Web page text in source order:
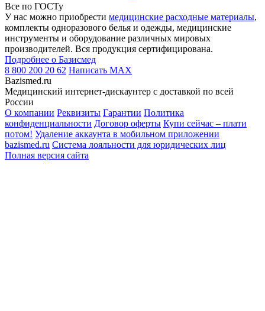
Все по ГОСТу
У нас можно приобрести медицинские расходные материалы,
комплекты одноразового белья и одежды, медицинские
инструменты и оборудование различных мировых
производителей. Вся продукция сертифицирована.
Подробнее о Базисмед
8 800 200 20 62 Написать MAX
Bazismed.ru
Медицинский интернет-дискаунтер с доставкой по всей
России
О компании Реквизиты Гарантии Политика
конфиденциальности Договор оферты Купи сейчас – плати
потом! Удаление аккаунта в мобильном приложении
bazismed.ru Система лояльности для юридических лиц
Полная версия сайта